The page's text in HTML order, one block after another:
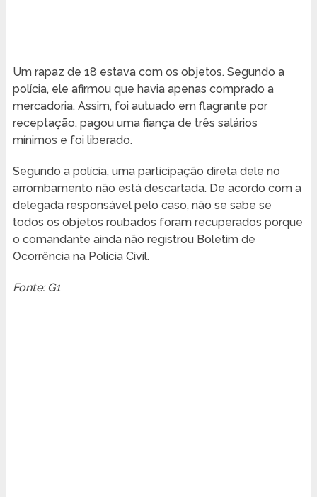
Um rapaz de 18 estava com os objetos. Segundo a
polícia, ele afirmou que havia apenas comprado a
mercadoria. Assim, foi autuado em flagrante por
receptação, pagou uma fiança de três salários
mínimos e foi liberado.
Segundo a polícia, uma participação direta dele no
arrombamento não está descartada. De acordo com a
delegada responsável pelo caso, não se sabe se
todos os objetos roubados foram recuperados porque
o comandante ainda não registrou Boletim de
Ocorrência na Polícia Civil.
Fonte: G1